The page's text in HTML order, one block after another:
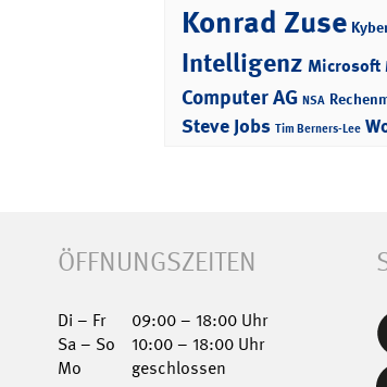
Konrad Zuse
Intelligenz Microsoft
Computer AG NSA
Steve Jobs Tim Berners-Lee
ÖFFNUNGSZEITEN
Di – Fr
09:00 – 18:00 Uhr
Sa – So
10:00 – 18:00 Uhr
Mo
geschlossen